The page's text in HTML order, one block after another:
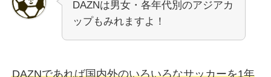
DAZNは男女・各年代別のアジアカ
ップもみれますよ！
DAZNであれば国内外のいろいろなサッカーを1年